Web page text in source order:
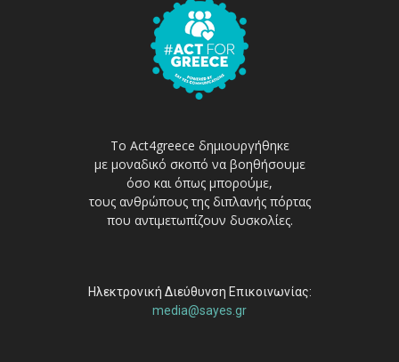
Το Act4greece δημιουργήθηκε
με μοναδικό σκοπό να βοηθήσουμε
όσο και όπως μπορούμε,
τους ανθρώπους της διπλανής πόρτας
που αντιμετωπίζουν δυσκολίες.
Ηλεκτρονική Διεύθυνση Επικοινωνίας:
media@sayes.gr